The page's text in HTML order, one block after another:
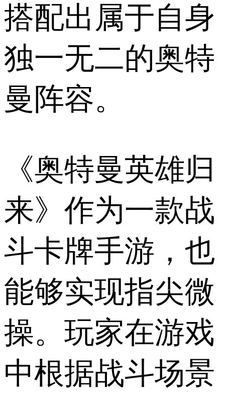
搭配出属于自身
独一无二的奥特
曼阵容。
《奥特曼英雄归
来》作为一款战
斗卡牌手游，也
能够实现指尖微
操。玩家在游戏
中根据战斗场景